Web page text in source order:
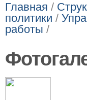
Главная /
политики /
работы /